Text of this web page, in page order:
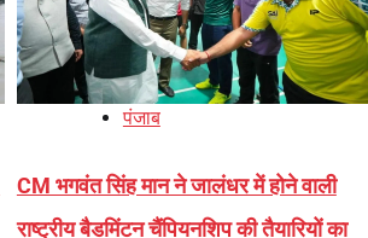
पंजाब
CM भगवंत सिंह मान ने जालंधर में होने वाली
राष्ट्रीय बैडमिंटन चैंपियनशिप की तैयारियों का